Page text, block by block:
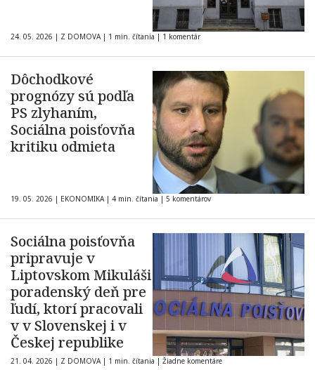
24. 05. 2026 | Z DOMOVA | 1 min. čítania | 1 komentár
Dôchodkové
prognózy sú podľa
PS zlyhaním,
Sociálna poisťovňa
kritiku odmieta
19. 05. 2026 | EKONOMIKA | 4 min. čítania | 5 komentárov
Sociálna poisťovňa
pripravuje v
Liptovskom Mikuláši
poradenský deň pre
ľudí, ktorí pracovali
v v Slovenskej i v
Českej republike
21. 04. 2026 | Z DOMOVA | 1 min. čítania | Žiadne komentáre